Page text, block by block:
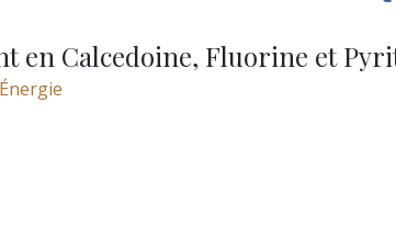
en Calcedoine, Fluorine et